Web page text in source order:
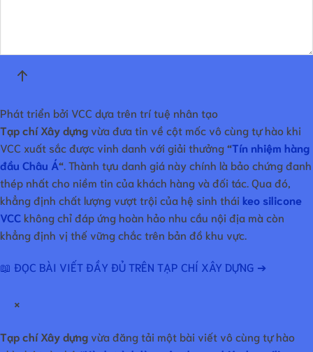
Phát triển bởi VCC dựa trên trí tuệ nhân tạo
Tạp chí Xây dựngvừa đưa tin về cột mốc vô cùng tự hào khi
VCC xuất sắc được vinh danh với giải thưởng“Tín nhiệm hàng
đầu Châu Á“. Thành tựu danh giá này chính là bảo chứng đanh
thép nhất cho niềm tin của khách hàng và đối tác. Qua đó,
khẳng định chất lượng vượt trội của hệ sinh thái keo silicone
VCC không chỉ đáp ứng hoàn hảo nhu cầu nội địa mà còn
khẳng định vị thế vững chắc trên bản đồ khu vực.
📖 ĐỌC BÀI VIẾT ĐẦY ĐỦ TRÊN TẠP CHÍ XÂY DỰNG ➔
×
Tạp chí Xây dựngvừa đăng tải một bài viết vô cùng tự hào